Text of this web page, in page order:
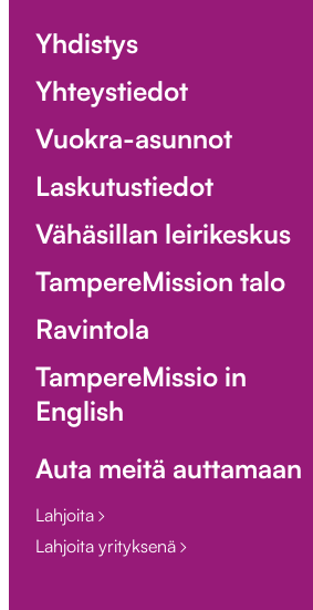
Yhdistys
Yhteystiedot
Vuokra-asunnot
Laskutustiedot
Vähäsillan leirikeskus
TampereMission talo
Ravintola
TampereMissio in
English
Auta meitä auttamaan
Lahjoita
Lahjoita yrityksenä